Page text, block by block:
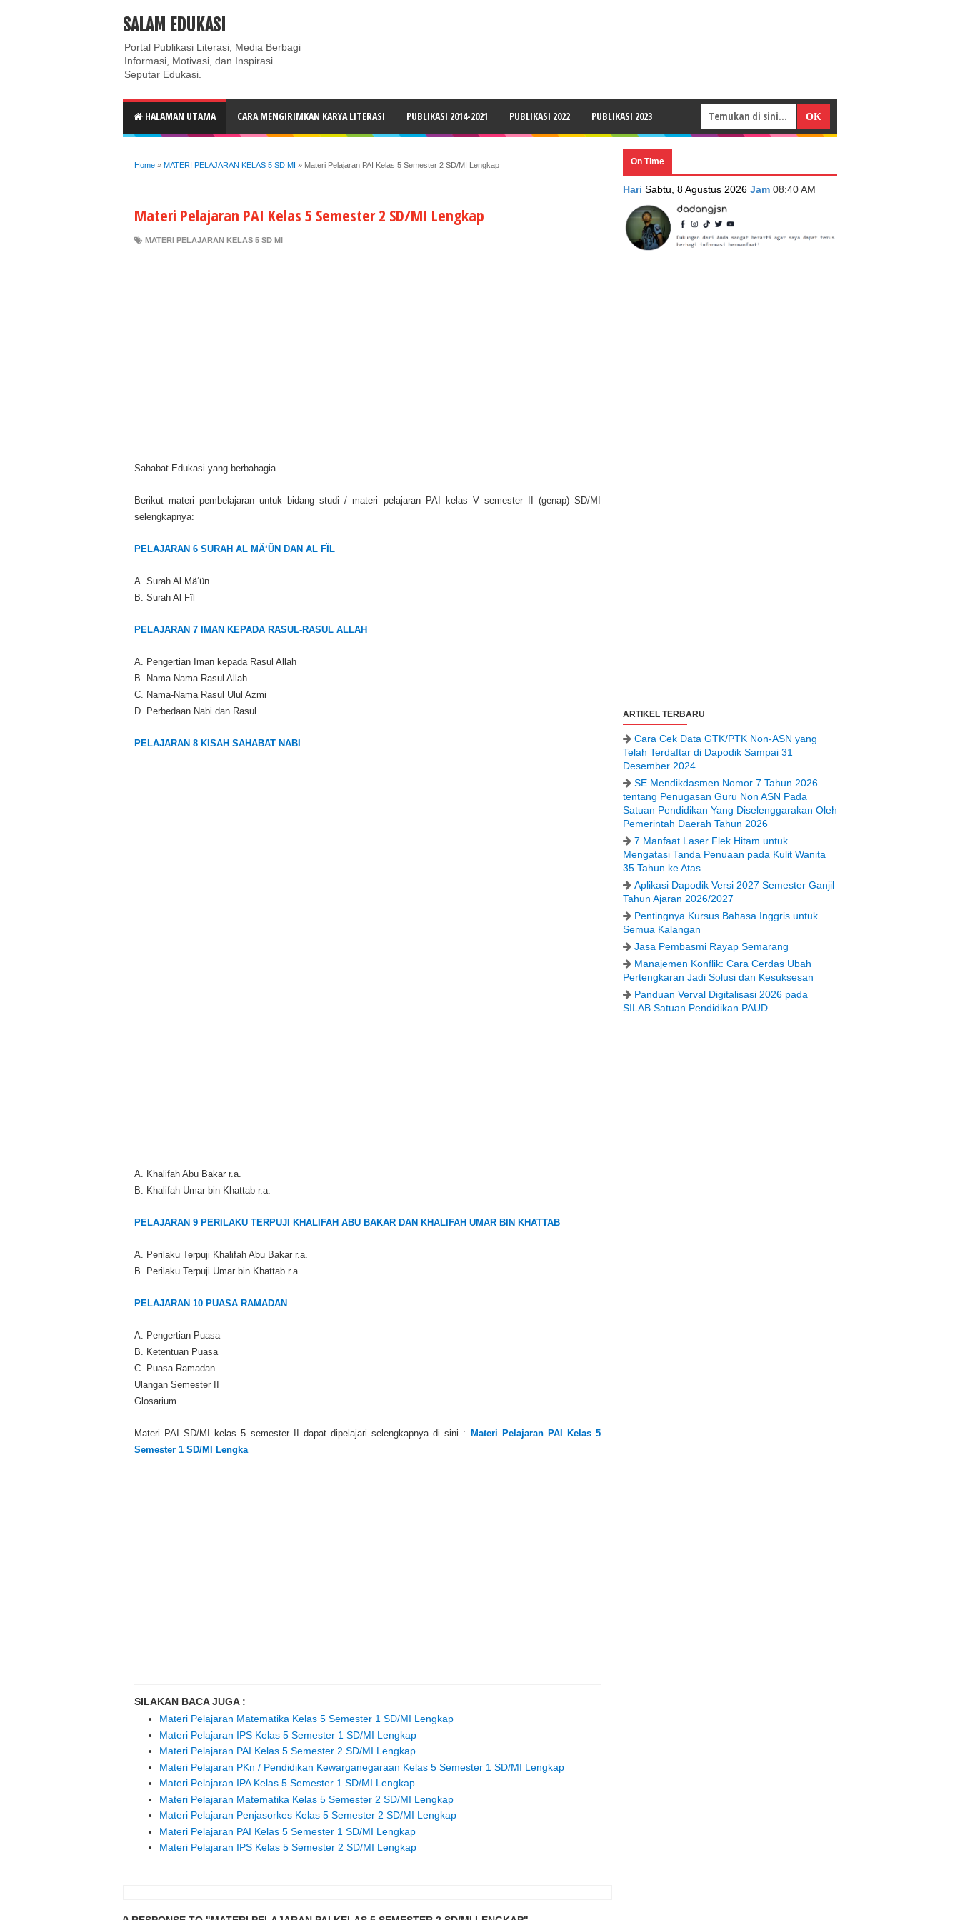
ABOUT CONTACT US
SALAM EDUKASI
Portal Publikasi Literasi, Media Berbagi
Informasi, Motivasi, dan Inspirasi
Seputar Edukasi.
HALAMAN UTAMA CARA MENGIRIMKAN KARYA LITERASI PUBLIKASI 2014-2021 PUBLIKASI 2022 PUBLIKASI 2023
Home » MATERI PELAJARAN KELAS 5 SD MI » Materi Pelajaran PAI Kelas 5 Semester 2 SD/MI Lengkap
Materi Pelajaran PAI Kelas 5 Semester 2 SD/MI Lengkap
MATERI PELAJARAN KELAS 5 SD MI
Sahabat Edukasi yang berbahagia...
Berikut materi pembelajaran untuk bidang studi / materi pelajaran PAI kelas V semester II (genap) SD/MI
selengkapnya:
PELAJARAN 6 SURAH AL MÄ‘ÜN DAN AL FÏL
A. Surah Al Mä‘ün
B. Surah Al Fïl
PELAJARAN 7 IMAN KEPADA RASUL-RASUL ALLAH
A. Pengertian Iman kepada Rasul Allah
B. Nama-Nama Rasul Allah
C. Nama-Nama Rasul Ulul Azmi
D. Perbedaan Nabi dan Rasul
PELAJARAN 8 KISAH SAHABAT NABI
A. Khalifah Abu Bakar r.a.
B. Khalifah Umar bin Khattab r.a.
PELAJARAN 9 PERILAKU TERPUJI KHALIFAH ABU BAKAR DAN KHALIFAH UMAR BIN KHATTAB
A. Perilaku Terpuji Khalifah Abu Bakar r.a.
B. Perilaku Terpuji Umar bin Khattab r.a.
PELAJARAN 10 PUASA RAMADAN
A. Pengertian Puasa
B. Ketentuan Puasa
C. Puasa Ramadan
Ulangan Semester II
Glosarium
Materi PAI SD/MI kelas 5 semester II dapat dipelajari selengkapnya di sini :
Materi Pelajaran PAI Kelas 5
Semester 1 SD/MI Lengka
SILAKAN BACA JUGA :
Materi Pelajaran Matematika Kelas 5 Semester 1 SD/MI Lengkap
Materi Pelajaran IPS Kelas 5 Semester 1 SD/MI Lengkap
Materi Pelajaran PAI Kelas 5 Semester 2 SD/MI Lengkap
Materi Pelajaran PKn / Pendidikan Kewarganegaraan Kelas 5 Semester 1 SD/MI Lengkap
Materi Pelajaran IPA Kelas 5 Semester 1 SD/MI Lengkap
Materi Pelajaran Matematika Kelas 5 Semester 2 SD/MI Lengkap
Materi Pelajaran Penjasorkes Kelas 5 Semester 2 SD/MI Lengkap
Materi Pelajaran PAI Kelas 5 Semester 1 SD/MI Lengkap
Materi Pelajaran IPS Kelas 5 Semester 2 SD/MI Lengkap
On Time
Hari Sabtu, 8 Agustus 2026 Jam 08:40 AM
ARTIKEL TERBARU
Cara Cek Data GTK/PTK Non-ASN yang
Telah Terdaftar di Dapodik Sampai 31
Desember 2024
SE Mendikdasmen Nomor 7 Tahun 2026
tentang Penugasan Guru Non ASN Pada
Satuan Pendidikan Yang Diselenggarakan Oleh
Pemerintah Daerah Tahun 2026
7 Manfaat Laser Flek Hitam untuk
Mengatasi Tanda Penuaan pada Kulit Wanita
35 Tahun ke Atas
Aplikasi Dapodik Versi 2027 Semester Ganjil
Tahun Ajaran 2026/2027
Pentingnya Kursus Bahasa Inggris untuk
Semua Kalangan
Jasa Pembasmi Rayap Semarang
Manajemen Konflik: Cara Cerdas Ubah
Pertengkaran Jadi Solusi dan Kesuksesan
Panduan Verval Digitalisasi 2026 pada
SILAB Satuan Pendidikan PAUD